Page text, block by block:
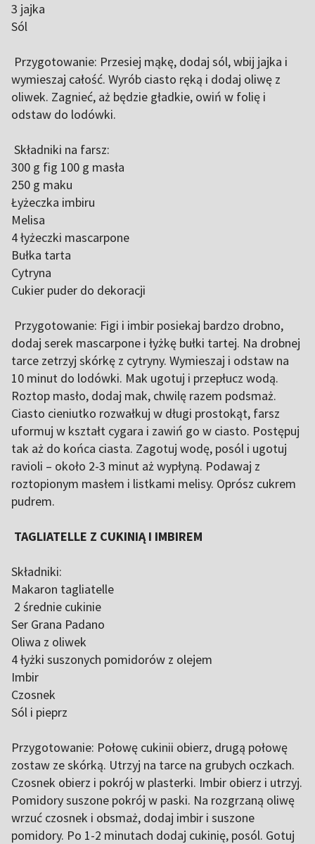
3 jajka
Sól
Przygotowanie: Przesiej mąkę, dodaj sól, wbij jajka i
wymieszaj całość. Wyrób ciasto ręką i dodaj oliwę z
oliwek. Zagnieć, aż będzie gładkie, owiń w folię i
odstaw do lodówki.
Składniki na farsz:
300 g fig 100 g masła
250 g maku
Łyżeczka imbiru
Melisa
4 łyżeczki mascarpone
Bułka tarta
Cytryna
Cukier puder do dekoracji
Przygotowanie: Figi i imbir posiekaj bardzo drobno,
dodaj serek mascarpone i łyżkę bułki tartej. Na drobnej
tarce zetrzyj skórkę z cytryny. Wymieszaj i odstaw na
10 minut do lodówki. Mak ugotuj i przepłucz wodą.
Roztop masło, dodaj mak, chwilę razem podsmaż.
Ciasto cieniutko rozwałkuj w długi prostokąt, farsz
uformuj w kształt cygara i zawiń go w ciasto. Postępuj
tak aż do końca ciasta. Zagotuj wodę, posól i ugotuj
ravioli – około 2-3 minut aż wypłyną. Podawaj z
roztopionym masłem i listkami melisy. Oprósz cukrem
pudrem.
TAGLIATELLE Z CUKINIĄ I IMBIREM
Składniki:
Makaron tagliatelle
2 średnie cukinie
Ser Grana Padano
Oliwa z oliwek
4 łyżki suszonych pomidorów z olejem
Imbir
Czosnek
Sól i pieprz
Przygotowanie: Połowę cukinii obierz, drugą połowę
zostaw ze skórką. Utrzyj na tarce na grubych oczkach.
Czosnek obierz i pokrój w plasterki. Imbir obierz i utrzyj.
Pomidory suszone pokrój w paski. Na rozgrzaną oliwę
wrzuć czosnek i obsmaż, dodaj imbir i suszone
pomidory. Po 1-2 minutach dodaj cukinię, posól. Gotuj